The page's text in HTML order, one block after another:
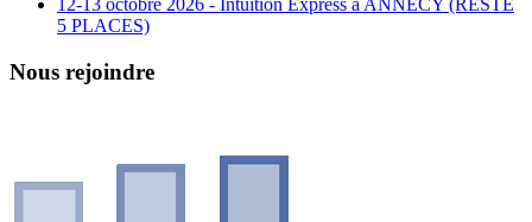
12-13 octobre 2026 - Intuition Express à ANNECY (RESTE
5 PLACES)
Nous rejoindre